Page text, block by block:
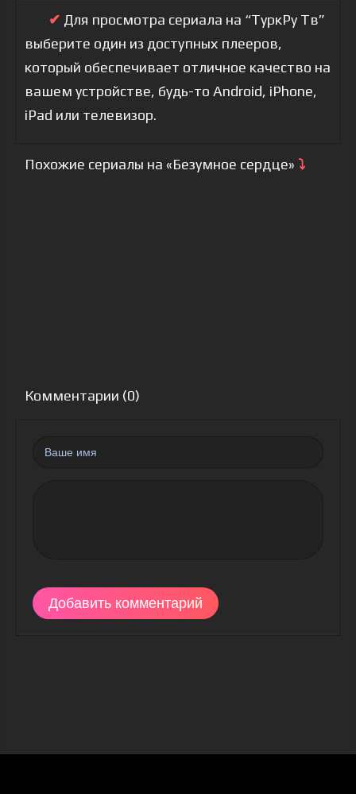
✔ Для просмотра сериала на “ТуркРу Тв”
выберите один из доступных плееров,
который обеспечивает отличное качество на
вашем устройстве, будь-то Android, iPhone,
iPad или телевизор.
Похожие сериалы на «Безумное сердце» ⤵
Комментарии (0)
Добавить комментарий